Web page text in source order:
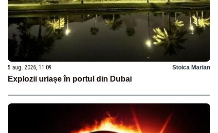
5 aug. 2026, 11:09 Stoica Marian
Explozii uriașe în portul din Dubai